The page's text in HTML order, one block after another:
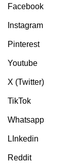
Facebook
Instagram
Pinterest
Youtube
X (Twitter)
TikTok
Whatsapp
LInkedin
Reddit